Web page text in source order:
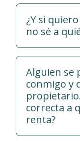
¿Y si
no sé a
Alguien se
conmigo y
correcta a
renta?